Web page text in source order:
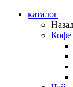
каталог
Кофе